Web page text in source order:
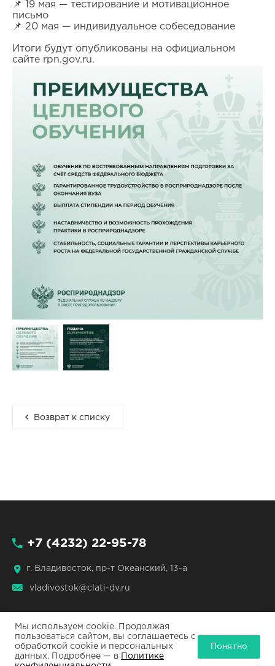
📌 19 мая — тестирование и мотивационное
письмо
📌 20 мая — индивидуальное собеседование
Итоги будут опубликованы на официальном
сайте rpn.gov.ru.
Возврат к списку
+7 (4232) 22-95-78
г. Владивосток, пр-т Океанский, 13-а
vladivostok@clati-dv.ru
ЦЛАТИ по ДФО © 2026
Все права защищены
Мы используем cookie. Продолжая
пользоваться сайтом, вы соглашаетесь с
обработкой cookie и персональных
данных. Подробнее — в
Политике
Понятно